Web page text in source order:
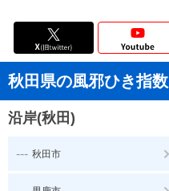
秋田県の風邪ひき指数
沿岸(秋田)
--- 秋田市